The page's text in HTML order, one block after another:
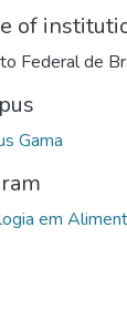
of
Federal de
Gama
em